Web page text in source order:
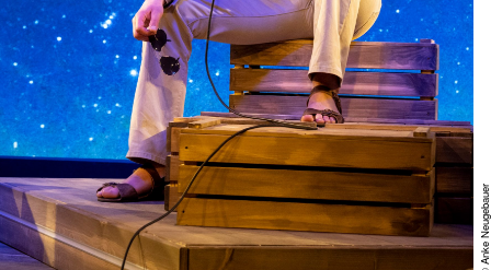
© Anke Neugebauer